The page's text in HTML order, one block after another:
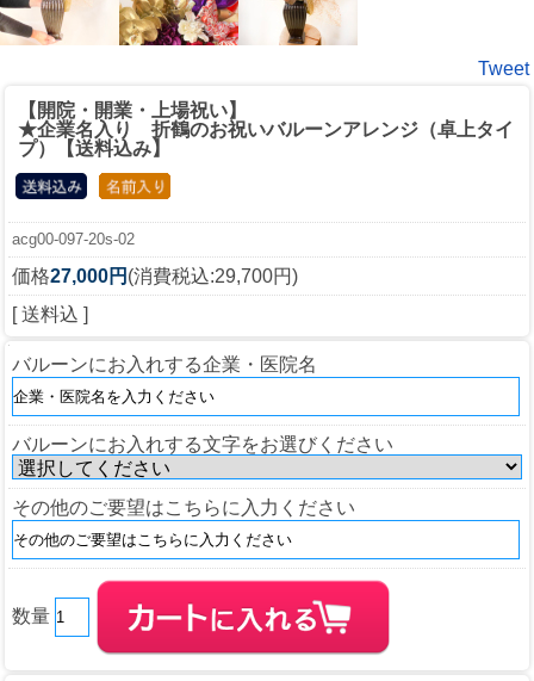
Tweet
【開院・開業・上場祝い】
★企業名入り 折鶴のお祝いバルーンアレンジ（卓上タイ
プ）【送料込み】
acg00-097-20s-02
価格27,000円 (消費税込:29,700円)
[ 送料込 ]
バルーンにお入れする企業・医院名
バルーンにお入れする文字をお選びください
その他のご要望はこちらに入力ください
数量